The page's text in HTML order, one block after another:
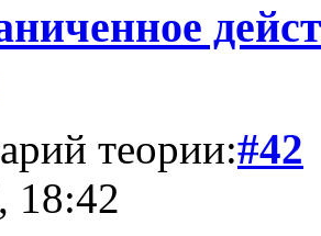
теории:#42
18:42